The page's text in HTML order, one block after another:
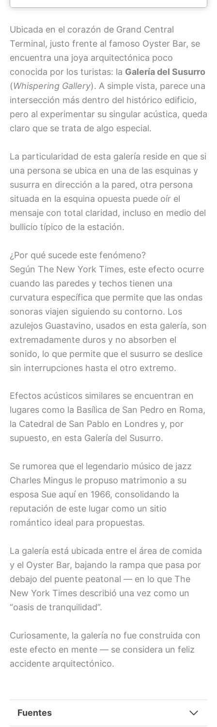
Ubicada en el corazón de Grand Central
Terminal, justo frente al famoso Oyster Bar, se
encuentra una joya arquitectónica poco
conocida por los turistas: la Galería del Susurro
(Whispering Gallery). A simple vista, parece una
intersección más dentro del histórico edificio,
pero al experimentar su singular acústica, queda
claro que se trata de algo especial.
La particularidad de esta galería reside en que si
una persona se ubica en una de las esquinas y
susurra en dirección a la pared, otra persona
situada en la esquina opuesta puede oír el
mensaje con total claridad, incluso en medio del
bullicio típico de la estación.
¿Por qué sucede este fenómeno?
Según The New York Times, este efecto ocurre
cuando las paredes y techos tienen una
curvatura específica que permite que las ondas
sonoras viajen siguiendo su contorno. Los
azulejos Guastavino, usados en esta galería, son
extremadamente duros y no absorben el
sonido, lo que permite que el susurro se deslice
sin interrupciones hasta el otro extremo.
Efectos acústicos similares se encuentran en
lugares como la Basílica de San Pedro en Roma,
la Catedral de San Pablo en Londres y, por
supuesto, en esta Galería del Susurro.
Se rumorea que el legendario músico de jazz
Charles Mingus le propuso matrimonio a su
esposa Sue aquí en 1966, consolidando la
reputación de este lugar como un sitio
romántico ideal para propuestas.
La galería está ubicada entre el área de comida
y el Oyster Bar, bajando la rampa que pasa por
debajo del puente peatonal — en lo que The
New York Times describió una vez como un
“oasis de tranquilidad”.
Curiosamente, la galería no fue construida con
este efecto en mente — se considera un feliz
accidente arquitectónico.
Fuentes